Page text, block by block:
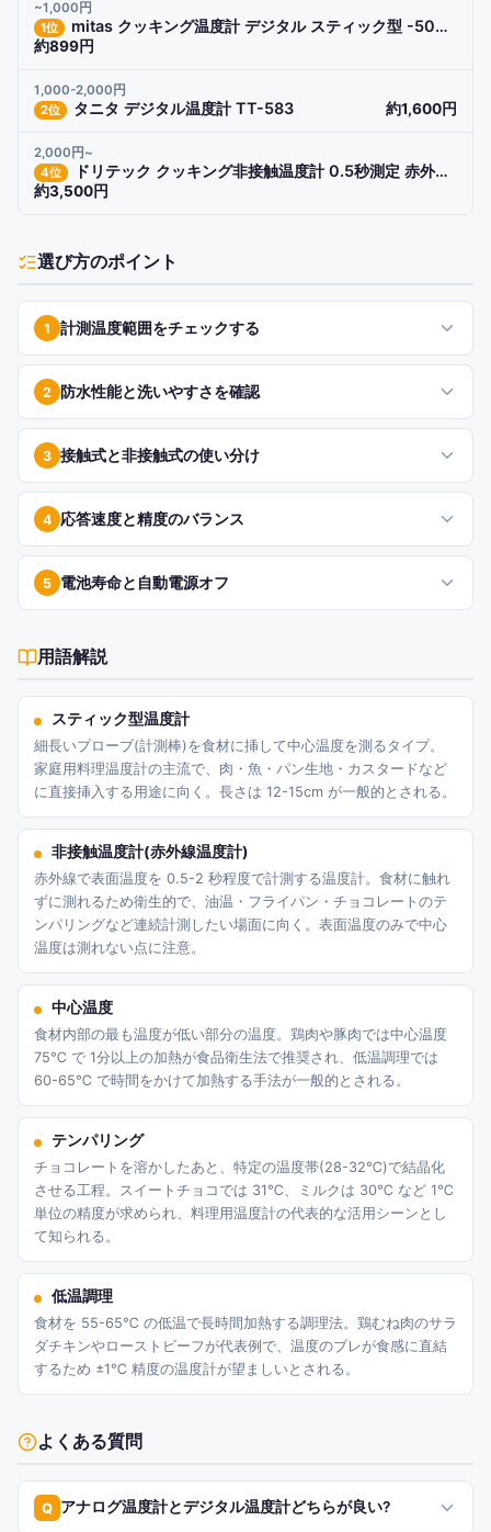
~1,000円
1位 mitas クッキング温度計 デジタル スティック型 -50℃〜300℃ 料理用
約899円
1,000-2,000円
2位 タニタ デジタル温度計 TT-583 約1,600円
2,000円~
4位 ドリテック クッキング非接触温度計 0.5秒測定 赤外線 デジタル
約3,500円
選び方のポイント
1 計測温度範囲をチェックする
2 防水性能と洗いやすさを確認
3 接触式と非接触式の使い分け
4 応答速度と精度のバランス
5 電池寿命と自動電源オフ
用語解説
スティック型温度計
細長いプローブ(計測棒)を食材に挿して中心温度を測るタイプ。
家庭用料理温度計の主流で、肉・魚・パン生地・カスタードなど
に直接挿入する用途に向く。長さは 12-15cm が一般的とされる。
非接触温度計(赤外線温度計)
赤外線で表面温度を 0.5-2 秒程度で計測する温度計。食材に触れ
ずに測れるため衛生的で、油温・フライパン・チョコレートのテ
ンパリングなど連続計測したい場面に向く。表面温度のみで中心
温度は測れない点に注意。
中心温度
食材内部の最も温度が低い部分の温度。鶏肉や豚肉では中心温度
75℃ で 1分以上の加熱が食品衛生法で推奨され、低温調理では
60-65℃ で時間をかけて加熱する手法が一般的とされる。
テンパリング
チョコレートを溶かしたあと、特定の温度帯(28-32℃)で結晶化
させる工程。スイートチョコでは 31℃、ミルクは 30℃ など 1℃
単位の精度が求められ、料理用温度計の代表的な活用シーンとし
て知られる。
低温調理
食材を 55-65℃ の低温で長時間加熱する調理法。鶏むね肉のサラ
ダチキンやローストビーフが代表例で、温度のブレが食感に直結
するため ±1℃ 精度の温度計が望ましいとされる。
よくある質問
Q アナログ温度計とデジタル温度計どちらが良い?